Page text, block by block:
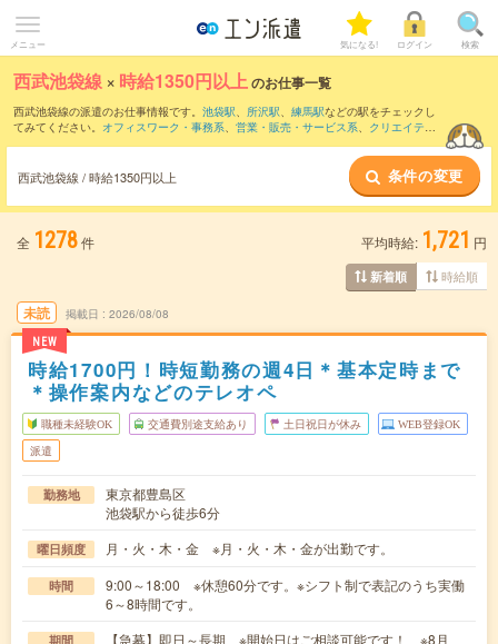
メニュー 気になる! ログイン 検索
西武池袋線 × 時給1350円以上のお仕事一覧
西武池袋線の派遣のお仕事情報です。 池袋駅、 所沢駅、 練馬駅などの駅をチェックし
てみてください。 オフィスワーク・事務系、 営業・販売・サービス系、 クリエイティ
西武池袋線 / 時給1350円以上 条件の変更
全 1278件 平均時給: 1,721 円
新着順 時給順
未読
NEW
掲載日 2026/08/08
時給1700円！時短勤務の週4日＊基本定時まで
＊操作案内などのテレオペ
職種未経験OK 交通費別途支給あり 土日祝日が休み WEB登録OK
派遣
勤務地
東京都豊島区
池袋駅から徒歩6分
曜日頻度 月・火・木・金 ※月・火・木・金が出勤です。
時間
9:00～18:00 ※休憩60分です。※シフト制で表記のうち実働
6～8時間です。
期間
【急募】即日～長期 ※開始日はご相談可能です！ ※8月